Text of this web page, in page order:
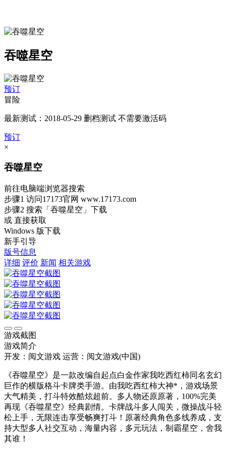
吞噬星空
预订
冒险
最新测试：2018-05-29 删档测试 不需要激活码
预订
×
吞噬星空
前往电脑端浏览器搜索
步骤1 访问17173官网 www.17173.com
步骤2 搜索 「吞噬星空」 下载
或 直接获取
Windows 版下载
新手引导
版号信息
详细 评价 新闻 相关游戏
游戏截图
游戏简介
开发：阅文游戏 运营：阅文游戏(中国)
《吞噬星空》是一款改编自起点白金作家我吃西红柿同名玄幻
巨作的横版格斗卡牌类手游。由我吃西红柿大神*，游戏场景
大气精美，打斗特效酷炫超前。多人物还原原著，100%完美
再现《吞噬星空》经典剧情。卡牌战斗多人闯关，微操战斗轻
松上手，无限连击享受畅爽打斗！原著经典角色多线养成，支
持大型多人社交互动，海量内容，多元玩法，制霸星空，舍我
其谁！